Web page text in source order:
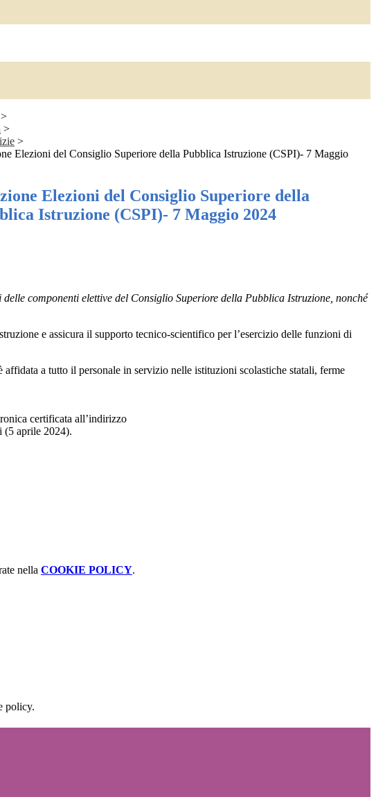
>
>
>
Elezioni del Consiglio Superiore della Pubblica Istruzione (CSPI)- 7 Maggio
Elezioni del Consiglio Superiore della
Istruzione (CSPI)- 7 Maggio 2024
componenti elettive del Consiglio Superiore della Pubblica Istruzione, nonché
e assicura il supporto tecnico-scientifico per l’esercizio delle funzioni di
a tutto il personale in servizio nelle istituzioni scolastiche statali, ferme
certificata all’indirizzo
(5 aprile 2024).
nella COOKIE POLICY.
policy.